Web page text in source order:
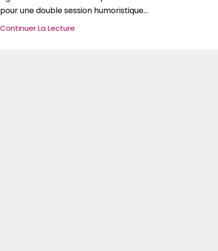
pour une double session humoristique...
Continuer La Lecture